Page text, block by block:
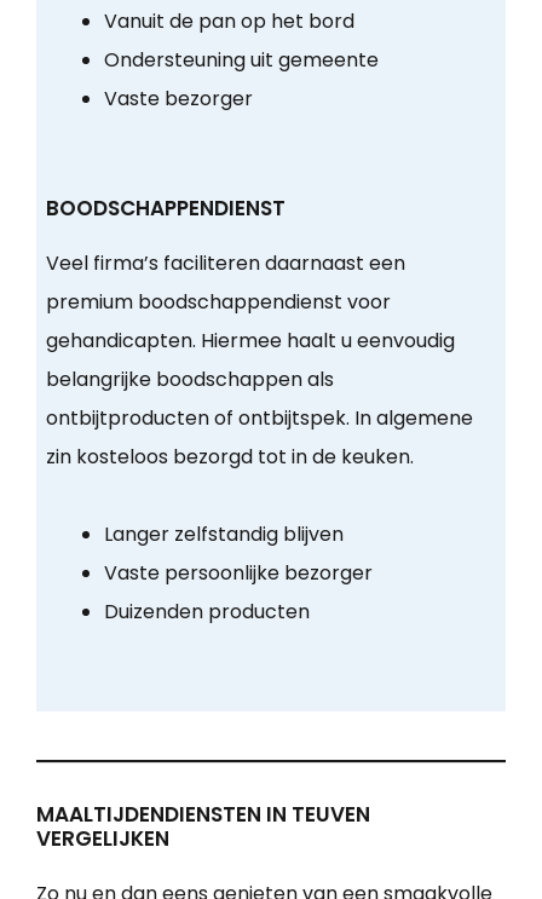
Vanuit de pan op het bord
Ondersteuning uit gemeente
Vaste bezorger
BOODSCHAPPENDIENST
Veel firma’s faciliteren daarnaast een
premium boodschappendienst voor
gehandicapten. Hiermee haalt u eenvoudig
belangrijke boodschappen als
ontbijtproducten of ontbijtspek. In algemene
zin kosteloos bezorgd tot in de keuken.
Langer zelfstandig blijven
Vaste persoonlijke bezorger
Duizenden producten
MAALTIJDENDIENSTEN IN TEUVEN
VERGELIJKEN